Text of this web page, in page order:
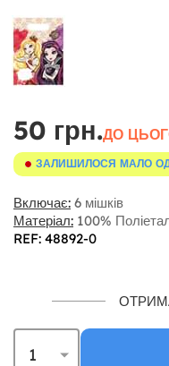
50 грн.ДО
ЗАЛИШИЛОСЯ МАЛО
Включає: 6 мішків
Матеріал: 100%
REF: 48892-0